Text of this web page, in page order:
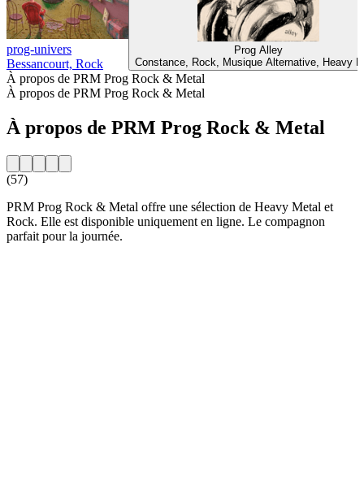
prog-univers
Bessancourt, Rock
Prog Alley
Constance, Rock, Musique Alternative, Heavy
À propos de PRM Prog Rock & Metal
À propos de PRM Prog Rock & Metal
À propos de PRM Prog Rock & Metal
(57)
PRM Prog Rock & Metal offre une sélection de Heavy Metal et
Rock. Elle est disponible uniquement en ligne. Le compagnon
parfait pour la journée.